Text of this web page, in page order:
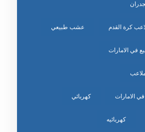
كرة القدم عشب طبيعي
في الامارات
الامارات كهربائي
كهربائيه